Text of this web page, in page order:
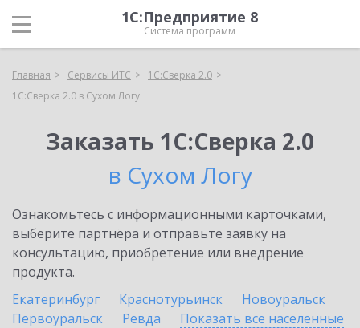
1С:Предприятие 8
Система программ
Главная Сервисы ИТС
1С:Сверка 2.0
1С:Сверка 2.0 в Сухом Логу
Заказать 1С:Сверка 2.0
в Сухом Логу
Ознакомьтесь с информационными карточками,
выберите партнёра и отправьте заявку на
консультацию, приобретение или внедрение
продукта.
Екатеринбург
Краснотурьинск
Новоуральск
Первоуральск
Ревда
Показать все населенные